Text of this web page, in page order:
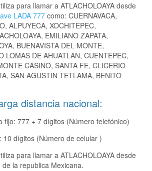
para llamar a ATLACHOLOAYA desde
LADA 777 como: CUERNAVACA,
ALPUYECA, XOCHITEPEC,
EMILIANO ZAPATA,
BUENAVISTA DEL MONTE,
LOMAS DE AHUATLAN, CUENTEPEC,
CASINO, SANTA FE, CLICERIO
SAN AGUSTIN TETLAMA, BENITO
distancia nacional:
fijo: 777 + 7 dígitos (Número telefónico)
10 dígitos (Número de celular )
para llamar a ATLACHOLOAYA desde
la republica Mexicana.